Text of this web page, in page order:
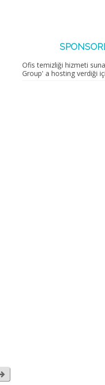
Ofis temizliği hizmeti
Group' a hosting verdiği